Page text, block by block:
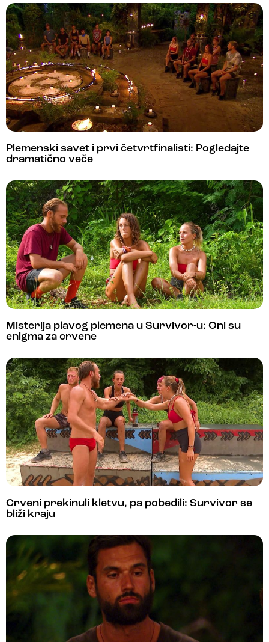
Plemenski savet i prvi četvrtfinalisti: Pogledajte
dramatično veče
Misterija plavog plemena u Survivor-u: Oni su
enigma za crvene
Crveni prekinuli kletvu, pa pobedili: Survivor se
bliži kraju